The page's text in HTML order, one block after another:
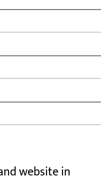
website in